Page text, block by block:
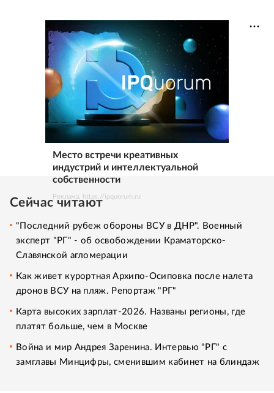
Место встречи креативных
индустрий и интеллектуальной
собственности
Реклама. https://ipquorum.ru
Сейчас читают
"Последний рубеж обороны ВСУ в ДНР". Военный
эксперт "РГ" - об освобождении Краматорско-
Славянской агломерации
Как живет курортная Архипо-Осиповка после налета
дронов ВСУ на пляж. Репортаж "РГ"
Карта высоких зарплат-2026. Названы регионы, где
платят больше, чем в Москве
Война и мир Андрея Заренина. Интервью "РГ" с
замглавы Минцифры, сменившим кабинет на блиндаж